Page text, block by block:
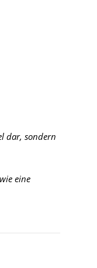
dar, sondern
eine